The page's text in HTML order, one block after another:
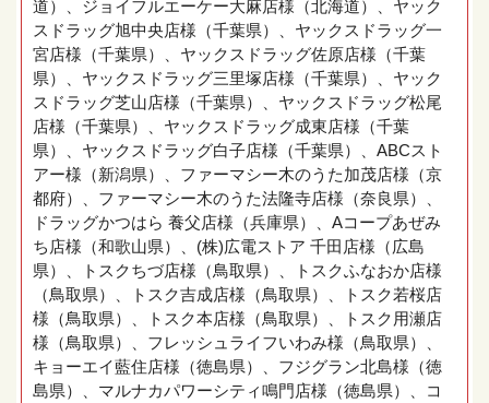
道）、ジョイフルエーケー大麻店様（北海道）、ヤック
スドラッグ旭中央店様（千葉県）、ヤックスドラッグ一
宮店様（千葉県）、ヤックスドラッグ佐原店様（千葉
県）、ヤックスドラッグ三里塚店様（千葉県）、ヤック
スドラッグ芝山店様（千葉県）、ヤックスドラッグ松尾
店様（千葉県）、ヤックスドラッグ成東店様（千葉
県）、ヤックスドラッグ白子店様（千葉県）、ABCスト
アー様（新潟県）、ファーマシー木のうた加茂店様（京
都府）、ファーマシー木のうた法隆寺店様（奈良県）、
ドラッグかつはら 養父店様（兵庫県）、Aコープあぜみ
ち店様（和歌山県）、(株)広電ストア 千田店様（広島
県）、トスクちづ店様（鳥取県）、トスクふなおか店様
（鳥取県）、トスク吉成店様（鳥取県）、トスク若桜店
様（鳥取県）、トスク本店様（鳥取県）、トスク用瀬店
様（鳥取県）、フレッシュライフいわみ様（鳥取県）、
キョーエイ藍住店様（徳島県）、フジグラン北島様（徳
島県）、マルナカパワーシティ鳴門店様（徳島県）、コ